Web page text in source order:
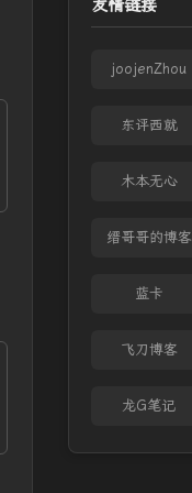
友情链接
joojenZhou
东评西就
木本无心
缙哥哥的博客
蓝卡
飞刀博客
龙G笔记